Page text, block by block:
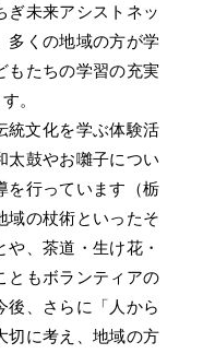
ぎ未来アシストネッ
多くの地域の方が学
もたちの学習の充実
。
統文化を学ぶ体験活
太鼓やお囃子につい
を行っています（栃
域の杖術といったそ
、茶道・生け花・
ともボランティアの
後、さらに「人から
切に考え、地域の方